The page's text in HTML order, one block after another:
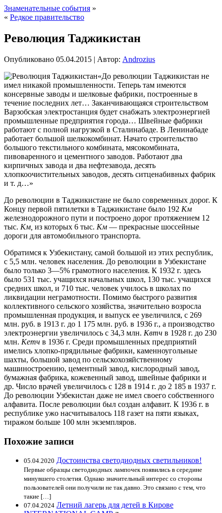
Знаменательные события »
« Редкое правительство
Революция Таджикистан
Опубликовано 05.04.2015 | Автор: Androzius
«До революции Таджикистан не
имел никакой промышленности. Теперь там имеются
консервные заводы и шелковые фабрики, построенные в
течение последних лет… Заканчивающаяся строительством
Варзобская электростанция будет снабжать электроэнергией
промышленные предприятия города… Швейные фабрики
работают с полной нагрузкой в Сталинабаде. В Ленинабаде
работает большой шелкокомбинат. Начато строительство
большого текстильного комбината, мясокомбината,
пивоваренного и цементного заводов. Работают два
кирпичных завода и два нефтезавода, десять
хлопкоочистительных заводов, десять ситценабивных фабрик
и т. д…»
До революции в Таджикистане не было современных дорог. К
Концу первой пятилетки в Таджикистане было 192 Км
железнодорожного пути и построено дорог протяжением 12
тыс. Км, из которых 6 тыс. Км — прекрасные шоссейные
дороги для автомобильного транспорта.
Обратимся к Узбекистану, самой большой из этих республик,
с 5,5 млн. человек населения. До революции в Узбекистане
было только 3—5% грамотного населения. К 1932 г. здесь
было 531 тыс. учащихся начальных школ, 130 тыс. учащихся
средних школ, и 710 тыс. человек училось в школах по
ликвидации неграмотности. Помимо быстрого развития
коллективного сельского хозяйства, значительно возросла
промышленная продукция, и выпуск ее увеличился, с 269
млн. руб. в 1913 г. до 1 175 млн. руб. в 1936 г., а производство
электроэнергии увеличилось с 34,3 млн. Квтч в 1928 г. до 230
млн. Кетч в 1936 г. Среди промышленных предприятий
имелись хлопко-прядильные фабрики, каменноугольные
шахты, большой завод по сельскохозяйственному
машиностроению, цементный завод, кислородный завод,
бумажная фабрика, кожевенный завод, швейные фабрики и
др. Число врачей увеличилось с 128 в 1914 г. до 2 185 в 1937 г.
До революции Узбекистан даже не имел своего собственного
алфавита. После революции был создан алфавит. К 1936 г. в
республике ужо насчитывалось 118 газет на пяти языках,
тиражом больше 100 млн экземпляров.
Похожие записи
05.04.2020 Достоинства светодиодных светильников!
Первые образцы светодиодных лампочек появились в середине
минувшего столетия. Однако значительный интерес со стороны
пользователей они получили не так давно. Это связано с тем, что
такие […]
07.04.2024 Летний лагерь для детей в Кирове